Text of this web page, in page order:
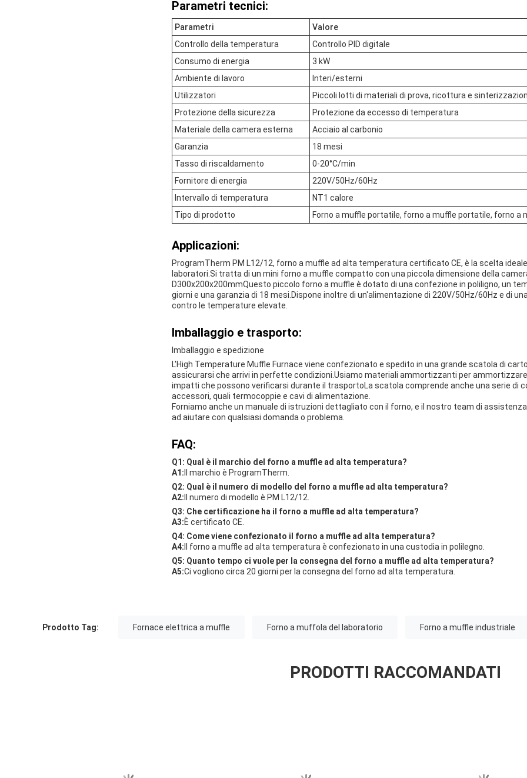
Parametri tecnici:
Parametri
Valore
Controllo della temperatura
Controllo PID digitale
Consumo di energia
3 kW
Ambiente di lavoro
Interi/esterni
Utilizzatori
Piccoli lotti di materiali di prova, ricottura e
Protezione della sicurezza
Protezione da eccesso di temperatura
Materiale della camera esterna
Acciaio al carbonio
Garanzia
18 mesi
Tasso di riscaldamento
0-20°C/min
Fornitore di energia
220V/50Hz/60Hz
Intervallo di temperatura
NT1 calore
Tipo di prodotto
Forno a muffle portatile, forno a muffle portatile, forno a
Applicazioni:
ProgramTherm PM L12/12, forno a muffle ad alta temperatura certificato CE, è la scelta
laboratori.Si tratta di un mini forno a muffle compatto con una piccola dimensione della
D300x200x200mmQuesto piccolo forno a muffle è dotato di una confezione in poliligno, un
giorni e una garanzia di 18 mesi.Dispone inoltre di un'alimentazione di 220V/50Hz/60Hz e di
contro le temperature elevate.
Imballaggio e trasporto:
Imballaggio e spedizione
L'High Temperature Muffle Furnace viene confezionato e spedito in una grande scatola di
assicurarsi che arrivi in perfette condizioni.Usiamo materiali ammortizzanti per
impatti che possono verificarsi durante il trasportoLa scatola comprende anche una serie di
accessori, quali termocoppie e cavi di alimentazione.
Forniamo anche un manuale di istruzioni dettagliato con il forno, e il nostro team di
ad aiutare con qualsiasi domanda o problema.
FAQ:
Q1: Qual è il marchio del forno a muffle ad alta temperatura?
A1: Il marchio è ProgramTherm.
Q2: Qual è il numero di modello del forno a muffle ad alta temperatura?
A2: Il numero di modello è PM L12/12.
Q3: Che certificazione ha il forno a muffle ad alta temperatura?
A3:È certificato CE.
Q4: Come viene confezionato il forno a muffle ad alta temperatura?
A4: Il forno a muffle ad alta temperatura è confezionato in una custodia in polilegno.
Q5: Quanto tempo ci vuole per la consegna del forno a muffle ad alta temperatura?
A5:Ci vogliono circa 20 giorni per la consegna del forno ad alta temperatura.
Prodotto Tag: Fornace elettrica a muffle Forno a muffola del laboratorio Forno a muffle industriale
PRODOTTI RACCOMANDATI